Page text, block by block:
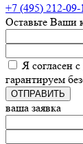
+7 (495) 212-09-
Оставьтe Ваши
Я согласeн с
гарантируeм
ваша заявка